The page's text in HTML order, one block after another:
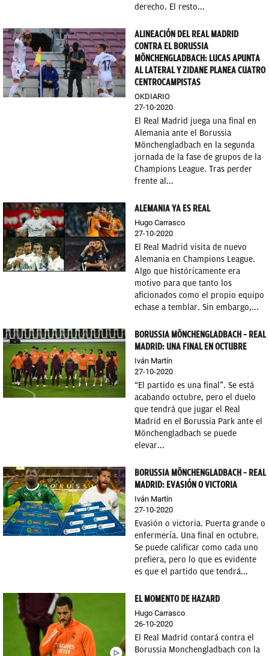
derecho. El resto...
ALINEACIÓN DEL REAL MADRID
CONTRA EL BORUSSIA
MÖNCHENGLADBACH: LUCAS APUNTA
AL LATERAL Y ZIDANE PLANEA CUATRO
CENTROCAMPISTAS
OKDIARIO
27-10-2020
El Real Madrid juega una final en
Alemania ante el Borussia
Mönchengladbach en la segunda
jornada de la fase de grupos de la
Champions League. Tras perder
frente al...
ALEMANIA YA ES REAL
Hugo Carrasco
27-10-2020
El Real Madrid visita de nuevo
Alemania en Champions League.
Algo que históricamente era
motivo para que tanto los
aficionados como el propio equipo
echase a temblar. Sin embargo,...
BORUSSIA MÖNCHENGLADBACH – REAL
MADRID: UNA FINAL EN OCTUBRE
Iván Martín
27-10-2020
“El partido es una final”. Se está
acabando octubre, pero el duelo
que tendrá que jugar el Real
Madrid en el Borussia Park ante el
Mönchengladbach se puede
elevar...
BORUSSIA MÖNCHENGLADBACH – REAL
MADRID: EVASIÓN O VICTORIA
Iván Martín
27-10-2020
Evasión o victoria. Puerta grande o
enfermería. Una final en octubre.
Se puede calificar como cada uno
prefiera, pero lo que es evidente
es que el partido que tendrá...
EL MOMENTO DE HAZARD
Hugo Carrasco
26-10-2020
El Real Madrid contará contra el
Borussia Monchengladbach con la